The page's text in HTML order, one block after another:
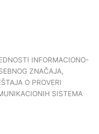
INFORMACIONO-
ZNAČAJA,
O PROVERI
SISTEMA